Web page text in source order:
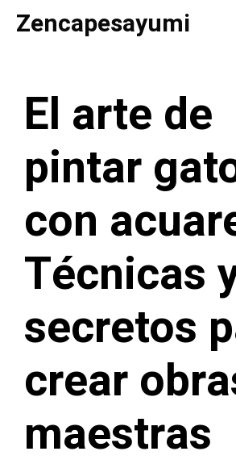
SaltarZencapesayumi
El arte de
pintar
con
Técnicas
secretos
crear
maestras